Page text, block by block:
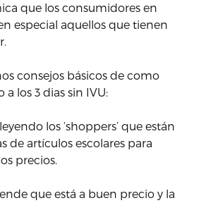
que los consumidores en
especial aquellos que tienen
consejos básicos de como
a los 3 dias sin IVU:
los ‘shoppers’ que están
de artículos escolares para
precios.
que está a buen precio y la